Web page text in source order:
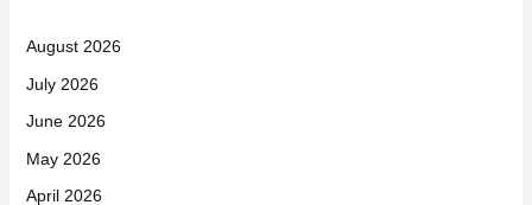
August 2026
July 2026
June 2026
May 2026
April 2026